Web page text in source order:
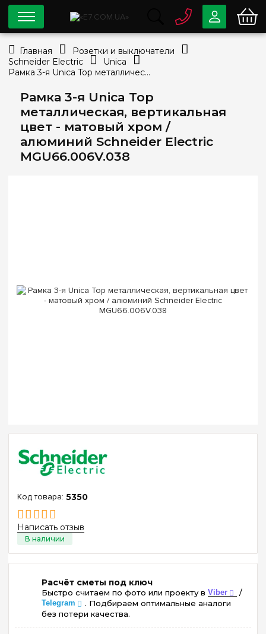
Рамка 3-я Unica Top
металлическая, вертикальная
цвет - матовый хром /
алюминий Schneider Electric
MGU66.006V.038
5350
Написать отзыв
Расчёт сметы под ключ
Быстро считаем по фото или проекту в Viber /
Telegram
. Подбираем оптимальные аналоги
без потери качества.
0 80033-63-07
info@e7.com.ua
Viber Telegram
Главная
Розетки и выключатели
Schneider Electric
Unica
Рамка 3-я Unica Top металлическая, вертикальная цвет - матовый хром / алюминий Schneider Electric MGU66.006V.038